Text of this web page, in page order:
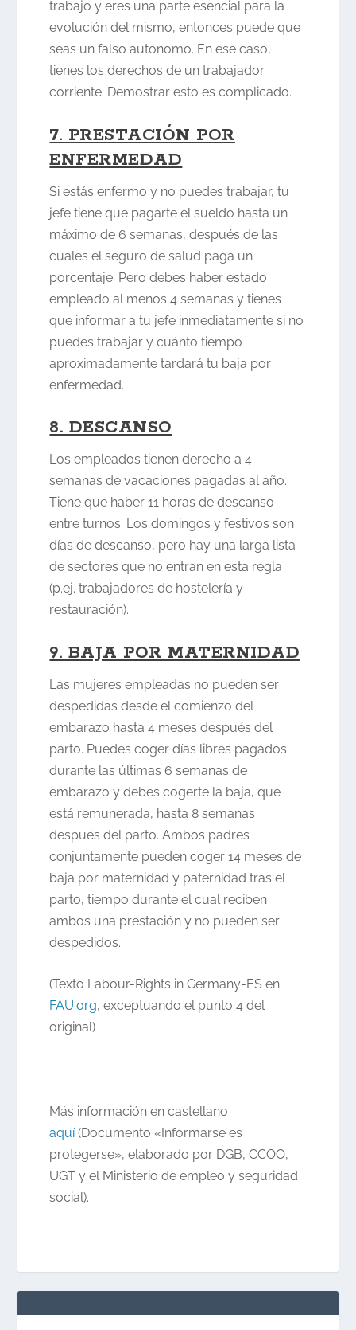
trabajo y eres una parte esencial para la
evolución del mismo, entonces puede que
seas un falso autónomo. En ese caso,
tienes los derechos de un trabajador
corriente. Demostrar esto es complicado.
7. PRESTACIÓN POR
ENFERMEDAD
Si estás enfermo y no puedes trabajar, tu
jefe tiene que pagarte el sueldo hasta un
máximo de 6 semanas, después de las
cuales el seguro de salud paga un
porcentaje. Pero debes haber estado
empleado al menos 4 semanas y tienes
que informar a tu jefe inmediatamente si no
puedes trabajar y cuánto tiempo
aproximadamente tardará tu baja por
enfermedad.
8. DESCANSO
Los empleados tienen derecho a 4
semanas de vacaciones pagadas al año.
Tiene que haber 11 horas de descanso
entre turnos. Los domingos y festivos son
días de descanso, pero hay una larga lista
de sectores que no entran en esta regla
(p.ej. trabajadores de hostelería y
restauración).
9. BAJA POR MATERNIDAD
Las mujeres empleadas no pueden ser
despedidas desde el comienzo del
embarazo hasta 4 meses después del
parto. Puedes coger días libres pagados
durante las últimas 6 semanas de
embarazo y debes cogerte la baja, que
está remunerada, hasta 8 semanas
después del parto. Ambos padres
conjuntamente pueden coger 14 meses de
baja por maternidad y paternidad tras el
parto, tiempo durante el cual reciben
ambos una prestación y no pueden ser
despedidos.
(Texto Labour-Rights in Germany-ES en
FAU.org, exceptuando el punto 4 del
original)
Más información en castellano
aquí(Documento «Informarse es
protegerse», elaborado por DGB, CCOO,
UGT y el Ministerio de empleo y seguridad
social).